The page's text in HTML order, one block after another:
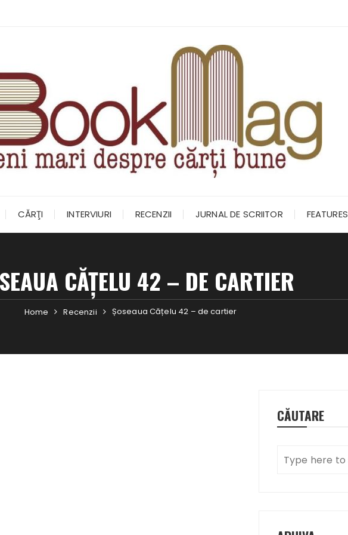
CĂRŢI INTERVIURI RECENZII JURNAL DE SCRIITOR FEATURES
CĂȚELU 42 – DE CARTIER
Home Recenzii Șoseaua Cățelu 42 – de cartier
CĂUTARE